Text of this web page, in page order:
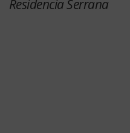
Residencia Serrana